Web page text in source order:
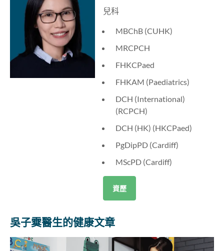
兒科
MBChB (CUHK)
MRCPCH
FHKCPaed
FHKAM (Paediatrics)
DCH (International)
(RCPCH)
DCH (HK) (HKCPaed)
PgDipPD (Cardiff)
MScPD (Cardiff)
資歷
吳子霙醫生的健康文章